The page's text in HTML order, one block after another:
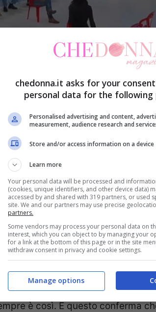
è diventata mamma (Instagram
anche le frequentazioni delle
escono fuori diverse
andando a convivere,
e Donne è diventata
Donne che è
sia trono classico sia trono
è così. E questo conferma
chedonna.it asks for your
personal data for the following
Personalised advertising and content,
measurement, audience research and
Store and/or access information on a device
Learn more
Your personal data will be processed and
(cookies, unique identifiers, and other device data)
accessed by and shared with 319 partners, or used
site. We and our partners may use precise
partners.
Some vendors may process your personal data on
interest, which you can object to by managing your
for a link at the bottom of this page or in the site
withdraw consent in privacy and cookie settings.
Manage options